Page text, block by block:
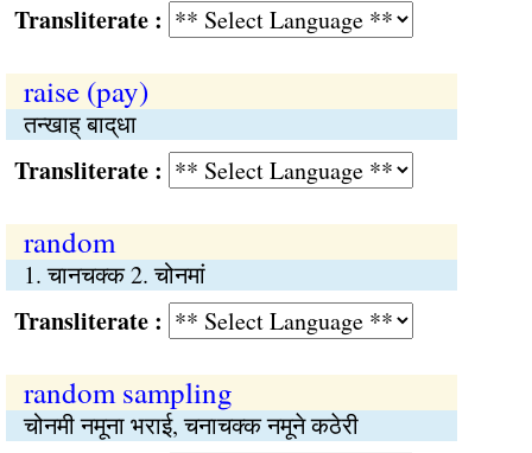
:
raise (pay)
तन्खाह् बाद्‌धा
:
random
1. चानचक्क 2. चोनमां
:
random sampling
चोनमी नमूना भराई, चनाचक्क नमूने कठेरी